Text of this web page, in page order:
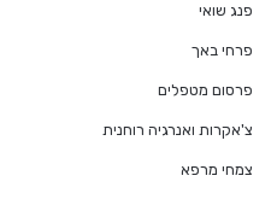
פנג שואי
פרחי באך
פרסום מטפלים
צ'אקרות ואנרגיה רוחנית
צמחי מרפא